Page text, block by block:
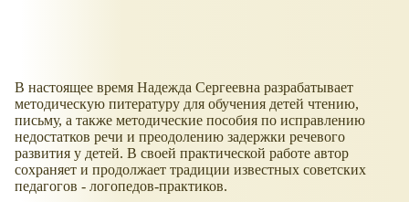
В настоящее время Надежда Сергеевна разрабатывает
методическую питературу для обучения детей чтению,
письму, а также методические пособия по исправлению
недостатков речи и преодолению задержки речевого
развития у детей. В своей практической работе автор
сохраняет и продолжает традиции известных советских
педагогов - логопедов-практиков.